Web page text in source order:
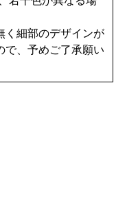
く細部のデザインが
で、予めご了承願い